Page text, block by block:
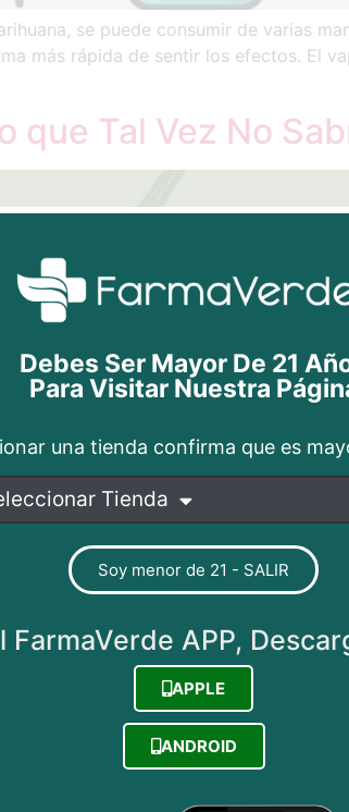
se puede consumir de varias
más rápida de sentir los efectos. El
que Tal Vez No
Hoy quiero hablarte de algo que
su parte recreativa vamos a hablar,
Debes Ser Mayor De 21
Para Visitar Nuestra
una tienda confirma que es
Tienda
Soy menor de 21 - SALIR
FarmaVerde APP,
APPLE
ANDROID